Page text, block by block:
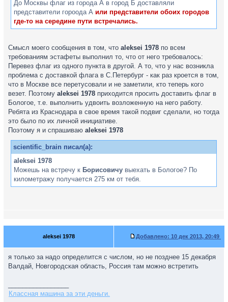
До Москвы флаг из города А в город Б доставляли
представители гороода А или представители обоих городов
где-то на середине пути встречались.
Смысл моего сообщения в том, что aleksei 1978 по всем
требованиям эстафеты выполнил то, что от него требовалось:
Перевез флаг из одного пункта в другой. А то, что у нас возникла
проблема с доставкой флага в С.Петербург - как раз кроется в том,
что в Москве все перетусовали и не заметили, кто теперь кого
везет. Поэтому aleksei 1978 приходится просить доставить флаг в
Бологое, т.е. выполнить удвоить возложенную на него работу.
Ребята из Краснодара в свое время такой подвиг сделали, но тогда
это было по их личной инициативе.
Поэтому я и спрашиваю aleksei 1978
scientific_brain писал(а):
aleksei 1978
Можешь на встречу к Борисовичу выехать в Бологое? По
километражу получается 275 км от тебя.
aleksei 1978 Добавлено: 10 дек 2013, 20:49
я только за надо определится с числом, но не позднее 15 декабря
Валдай, Новгородская область, Россия там можно встретить
Классная машина за эти деньги.